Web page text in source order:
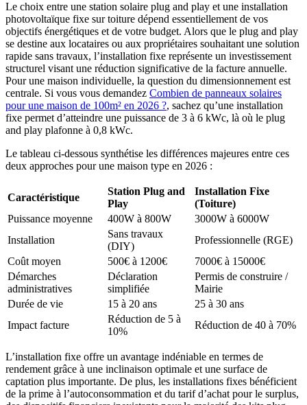
Le choix entre une station solaire plug and play et une installation
photovoltaïque fixe sur toiture dépend essentiellement de vos
objectifs énergétiques et de votre budget. Alors que le plug and play
se destine aux locataires ou aux propriétaires souhaitant une solution
rapide sans travaux, l’installation fixe représente un investissement
structurel visant une réduction significative de la facture annuelle.
Pour une maison individuelle, la question du dimensionnement est
centrale. Si vous vous demandez Combien de panneaux solaires
pour une maison de 100m² en 2026 ?, sachez qu’une installation
fixe permet d’atteindre une puissance de 3 à 6 kWc, là où le plug
and play plafonne à 0,8 kWc.
Le tableau ci-dessous synthétise les différences majeures entre ces
deux approches pour une maison type en 2026 :
Caractéristique
Station Plug and
Play
Installation Fixe
(Toiture)
Puissance moyenne
400W à 800W
3000W à 6000W
Installation
Sans travaux
(DIY)
Professionnelle (RGE)
Coût moyen
500€ à 1200€
7000€ à 15000€
Démarches
administratives
Déclaration
simplifiée
Permis de construire /
Mairie
Durée de vie
15 à 20 ans
25 à 30 ans
Impact facture
Réduction de 5 à
10%
Réduction de 40 à 70%
L’installation fixe offre un avantage indéniable en termes de
rendement grâce à une inclinaison optimale et une surface de
captation plus importante. De plus, les installations fixes bénéficient
de la prime à l’autoconsommation et du tarif d’achat pour le surplus,